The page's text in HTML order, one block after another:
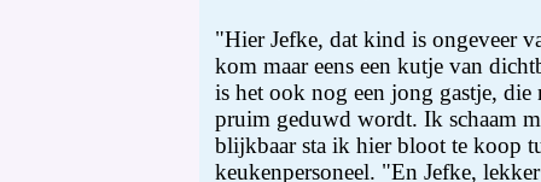
"Hier Jefke, dat kind is ongeveer
kom maar eens een kutje van
is het ook nog een jong gastje,
pruim geduwd wordt. Ik schaam
blijkbaar sta ik hier bloot te koop
keukenpersoneel. "En Jefke,